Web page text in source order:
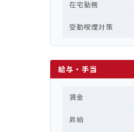
在宅勤務
受動喫煙対策
給与・手当
賃金
昇給